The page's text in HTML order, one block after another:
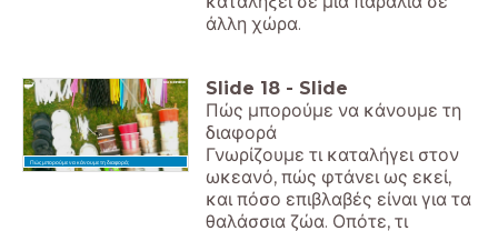
άλλη χώρα.
Πώς μπορούμε να κάνουμε τη διαφορά;
Slide 18 - Slide
Πώς μπορούμε να κάνουμε τη
διαφορά
Γνωρίζουμε τι καταλήγει στον
ωκεανό, πώς φτάνει ως εκεί,
και πόσο επιβλαβές είναι για τα
θαλάσσια ζώα. Οπότε, τι